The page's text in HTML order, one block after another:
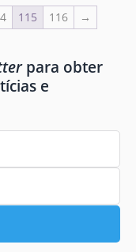
115 116 →
para obter
e